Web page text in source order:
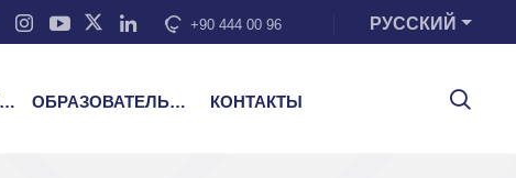
+90 444 00 96 РУССКИЙ
ОБРАЗОВАТЕЛЬНЫЕ УСЛУГИ КОНТАКТЫ